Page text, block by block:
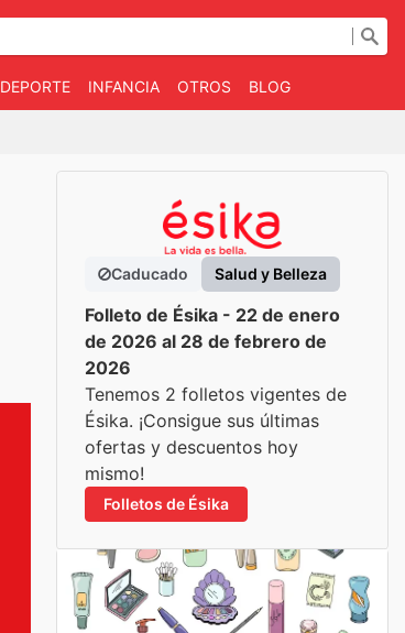
DEPORTE INFANCIA OTROS BLOG
Caducado Salud y Belleza
Folleto de Ésika - 22 de enero
de 2026 al 28 de febrero de
2026
Tenemos 2 folletos vigentes de
Ésika. ¡Consigue sus últimas
ofertas y descuentos hoy
mismo!
Folletos de Ésika